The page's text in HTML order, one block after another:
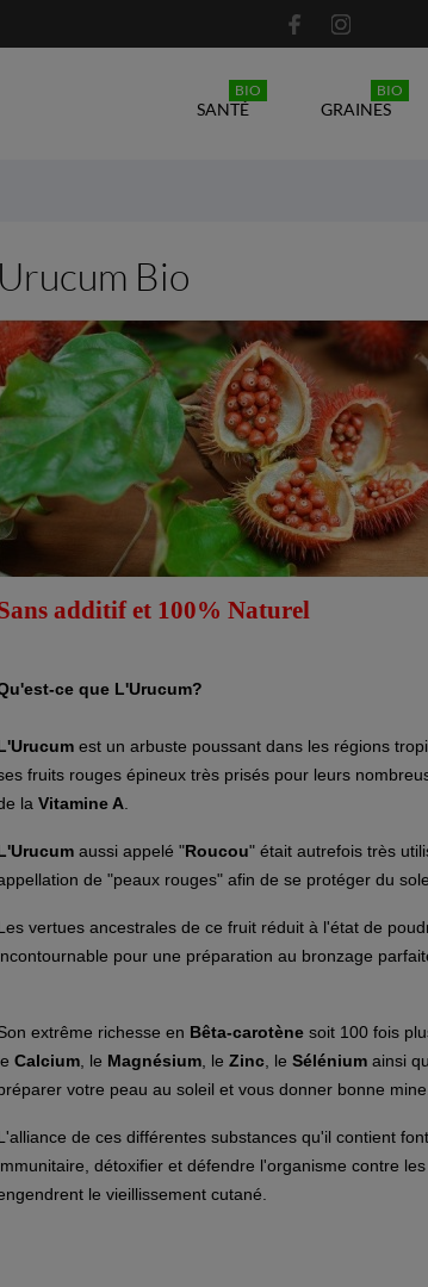
SANTÉ
BIO
GRAINES
BIO
Urucum Bio
additif et 100% Naturel
ce que L'Urucum?
est un arbuste poussant dans les régions
fruits rouges épineux très prisés pour leurs
la Vitamine A
aussi appelé "Roucou" était autrefois très
de "peaux rouges" afin de se protéger du
vertues ancestrales de ce fruit réduit à l'état de
pour une préparation au bronzage
extrême richesse en Bêta-carotène soit 100 fois
Calcium , le Magnésium , le Zinc , le Sélénium ainsi
votre peau au soleil et vous donner bonne mine.
de ces différentes substances qu'il contient
détoxifier et défendre l'organisme contre
le vieillissement cutané.